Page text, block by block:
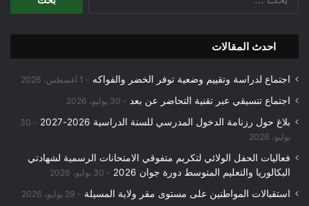
احدث المقالات
اجتماع لدراسة وتقييم وضعية توفر الخضر والفواكه 1 أغسطس، 2026
اجتماع تنسيقي عبر تقنية التحاضر عن بعد 30 يوليو، 2026
بلاغ حول رزنامة الدخول المدرسي للسنة الدراسية 2026-2027
30
يوليو، 2026
فعاليات الحفل الولائي لتكريم متفوقي الامتحانات الرسمية لشهادتي
البكالوريا والتعليم المتوسط دورة جوان 2026
30 يوليو، 2026
استقبالات المواطنين على مستوى مقر ولاية المسيلة 29 يوليو، 2026